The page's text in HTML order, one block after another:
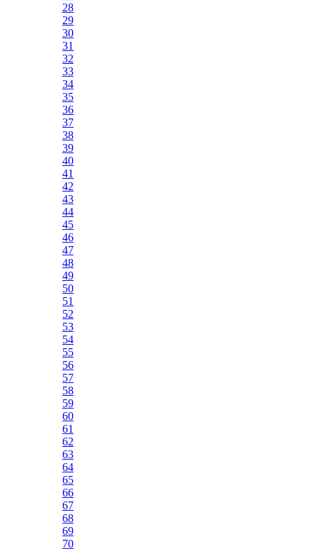
28
29
30
31
32
33
34
35
36
37
38
39
40
41
42
43
44
45
46
47
48
49
50
51
52
53
54
55
56
57
58
59
60
61
62
63
64
65
66
67
68
69
70